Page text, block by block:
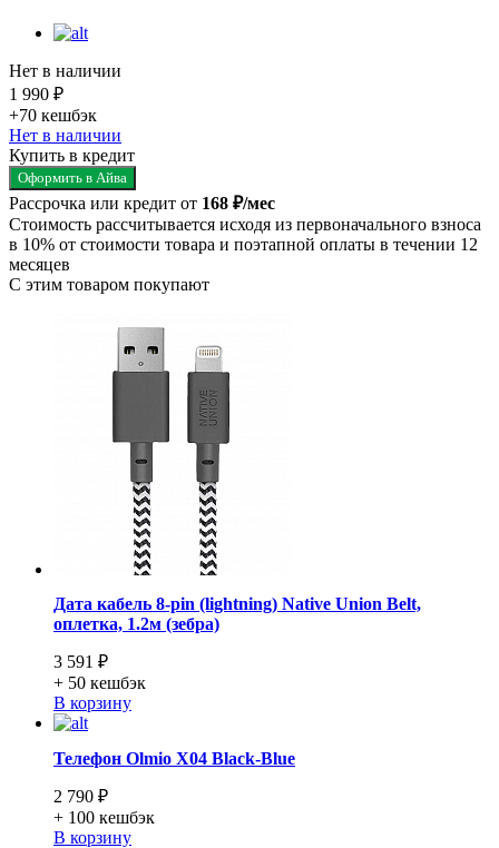
Нет в наличии
1 990 ₽
+70 кешбэк
Нет в наличии
Купить в кредит
Оформить в Айва
Рассрочка или кредит от 168 ₽/мес
Стоимость рассчитывается исходя из первоначального взноса
в 10% от стоимости товара и поэтапной оплаты в течении 12
месяцев
С этим товаром покупают
Дата кабель 8-pin (lightning) Native Union Belt,
оплетка, 1.2м (зебра)
3 591 ₽
+ 50 кешбэк
В корзину
Телефон Olmio X04 Black-Blue
2 790 ₽
+ 100 кешбэк
В корзину